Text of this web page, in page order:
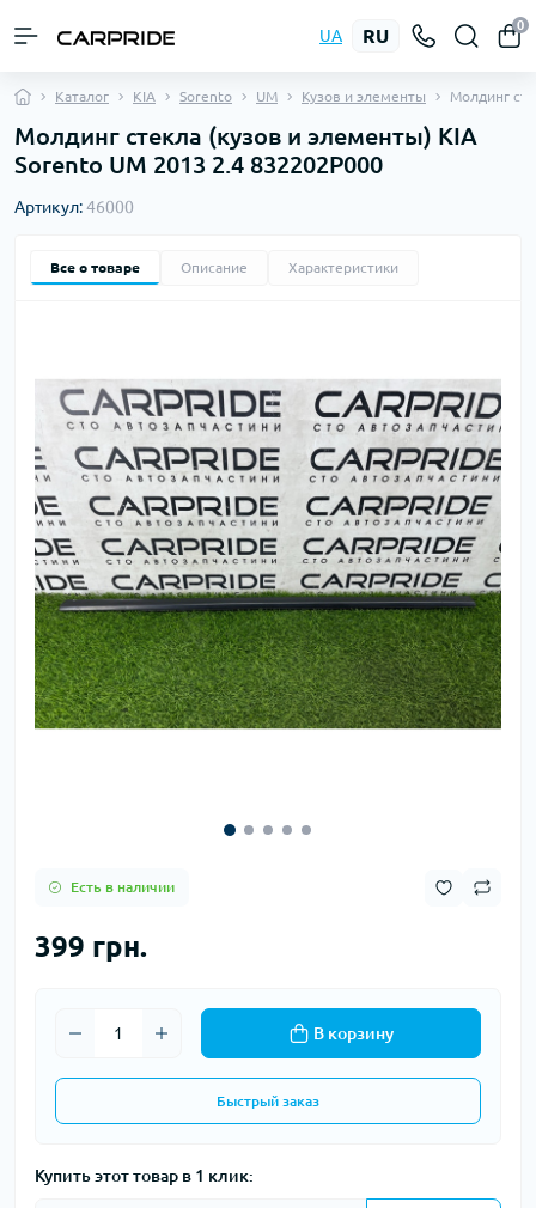
UA RU
0
Каталог KIA Sorento UM Кузов и элементы Молдинг
Молдинг стекла (кузов и элементы) KIA
Sorento UM 2013 2.4 832202P000
Артикул:46000
Все о товаре Описание Характеристики
Есть в наличии
399 грн.
В корзину
Быстрый заказ
Купить этот товар в 1 клик: